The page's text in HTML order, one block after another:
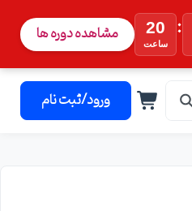
20
ساعت
: مشاهده دوره ها
ورود/ثبت نام